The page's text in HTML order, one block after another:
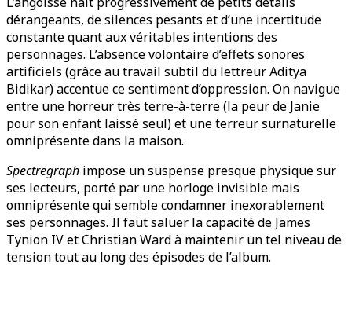
dérangeants, de silences pesants et d’une incertitude
constante quant aux véritables intentions des
personnages. L’absence volontaire d’effets sonores
artificiels (grâce au travail subtil du lettreur Aditya
Bidikar) accentue ce sentiment d’oppression. On navigue
entre une horreur très terre-à-terre (la peur de Janie
pour son enfant laissé seul) et une terreur surnaturelle
omniprésente dans la maison.
Spectregraph impose un suspense presque physique sur
ses lecteurs, porté par une horloge invisible mais
omniprésente qui semble condamner inexorablement
ses personnages. Il faut saluer la capacité de James
Tynion IV et Christian Ward à maintenir un tel niveau de
tension tout au long des épisodes de l’album.